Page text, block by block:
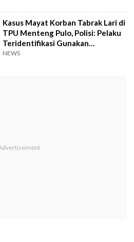
Kasus Mayat Korban Tabrak Lari di
TPU Menteng Pulo, Polisi: Pelaku
Teridentifikasi Gunakan
Mercedes Jeep
NEWS